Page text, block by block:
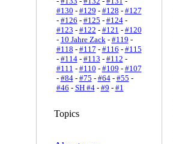
#130 - #129 - #128 - #127
- #126 - #125 - #124-
#123 - #122 - #121 - #120
- 10 Jahre Zack- #119 -
#118 - #117 - #116 - #115
- #114- #113 - #112 -
#111 - #110 - #109 - #107
- #84- #75 - #64- #55 -
#46 - SH #4- #9 - #1
Topics